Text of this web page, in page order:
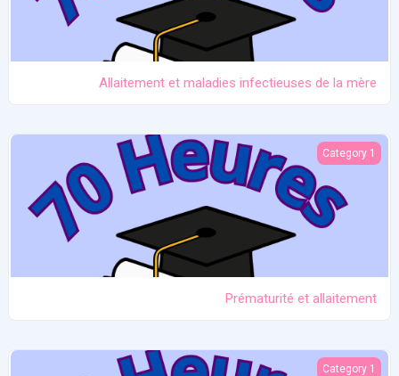
Allaitement et maladies infectieuses de la mère
Prématurité et allaitement
Category 1
Prématurité et allaitement
Composition et spécificité du lait maternel
Category 1